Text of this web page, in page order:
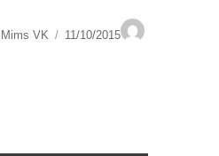
מחבר
Mims VK 11/10/2015